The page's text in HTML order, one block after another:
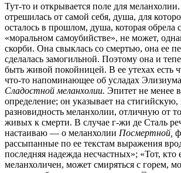
Тут-то и открывается поле для
отрешилась от самой себя, душа, для
осталось в прошлом, душа, которая обрела
«моральном самоубийстве», не может,
скорби. Она свыклась со смертью, она ее
сделалась замогильной. Поэтому она и
быть живой покойницей. В ее утехах есть
что-то напоминающее об усладах
Сладостной меланхолии. Эпитет не менее
определение; он указывает на
разновидность меланхолии, отличную от
живых к смерти. В случае г-жи де Сталь
настаиваю — о меланхолии Посмертной,
рассыпанные по ее текстам выражения
последняя надежда несчастных»; «Тот,
меланхоличен, может смиряться с горем,